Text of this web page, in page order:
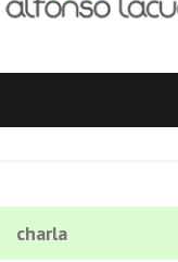
charla